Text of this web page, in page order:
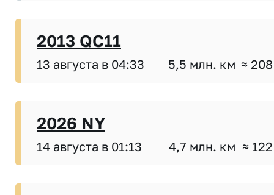
2013 QC11
13 августа в 04:33 5,5 млн. км ≈
2026 NY
14 августа в 01:13 4,7 млн. км ≈